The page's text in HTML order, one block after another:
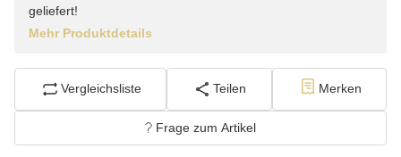
geliefert!
Mehr Produktdetails
Vergleichsliste Teilen Merken
Frage zum Artikel